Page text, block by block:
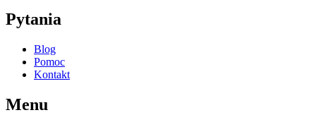
Pytania
Blog
Pomoc
Kontakt
Menu